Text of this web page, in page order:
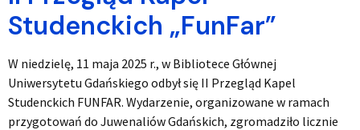
Studenckich „FunFar”
W niedzielę, 11 maja 2025 r., w Bibliotece Głównej
Uniwersytetu Gdańskiego odbył się II Przegląd Kapel
Studenckich FUNFAR. Wydarzenie, organizowane w ramach
przygotowań do Juwenaliów Gdańskich, zgromadziło licznie